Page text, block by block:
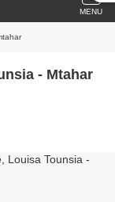
MENU
- Mtahar